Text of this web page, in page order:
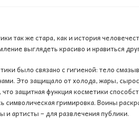
так же стара, как и история
выглядеть красиво и нравиться
было связано с гигиеной: тело
Это защищало от холода, жары,
защитная функция косметики
символическая гримировка. Воины
и артисты – для развлечения публики.